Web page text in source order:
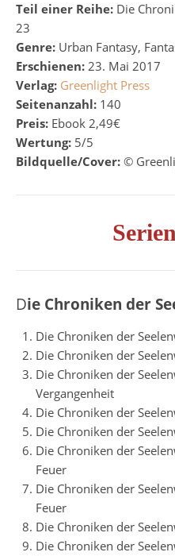
Teil einer Reihe: Die
23
Genre: Urban Fantasy,
Erschienen: 23. Mai 2017
Verlag: Greenlight Press
Seitenanzahl: 140
Preis: Ebook 2,49€
Wertung: 5/5
Bildquelle/Cover: ©
Die Chroniken der
Die Chroniken der
Die Chroniken der
Die Chroniken der
Vergangenheit
Die Chroniken der
Die Chroniken der
Die Chroniken der
Feuer
Die Chroniken der
Feuer
Die Chroniken der
Die Chroniken der